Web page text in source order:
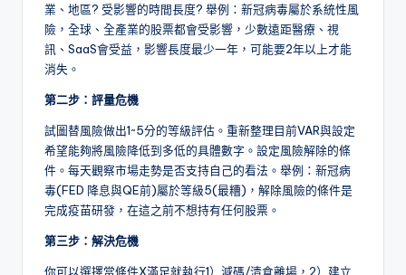
業、地區? 受影響的時間長度? 舉例：新冠病毒屬於系統性風
險，全球、全產業的股票都會受影響，少數遠距醫療、視
訊、SaaS會受益，影響長度最少一年，可能要2年以上才能
消失。
第二步：評量危機
試圖替風險做出1~5分的等級評估。重新整理目前VAR與設定
希望能夠將風險降低到多低的具體數字。設定風險解除的條
件。每天觀察市場走勢是否支持自己的看法。舉例：新冠病
毒(FED 降息與QE前)屬於等級5(最糟)，解除風險的條件是
完成疫苗研發，在這之前不想持有任何股票。
第三步：解決危機
你可以選擇當條件X滿足就執行1）減碼/清倉離場，2）建立